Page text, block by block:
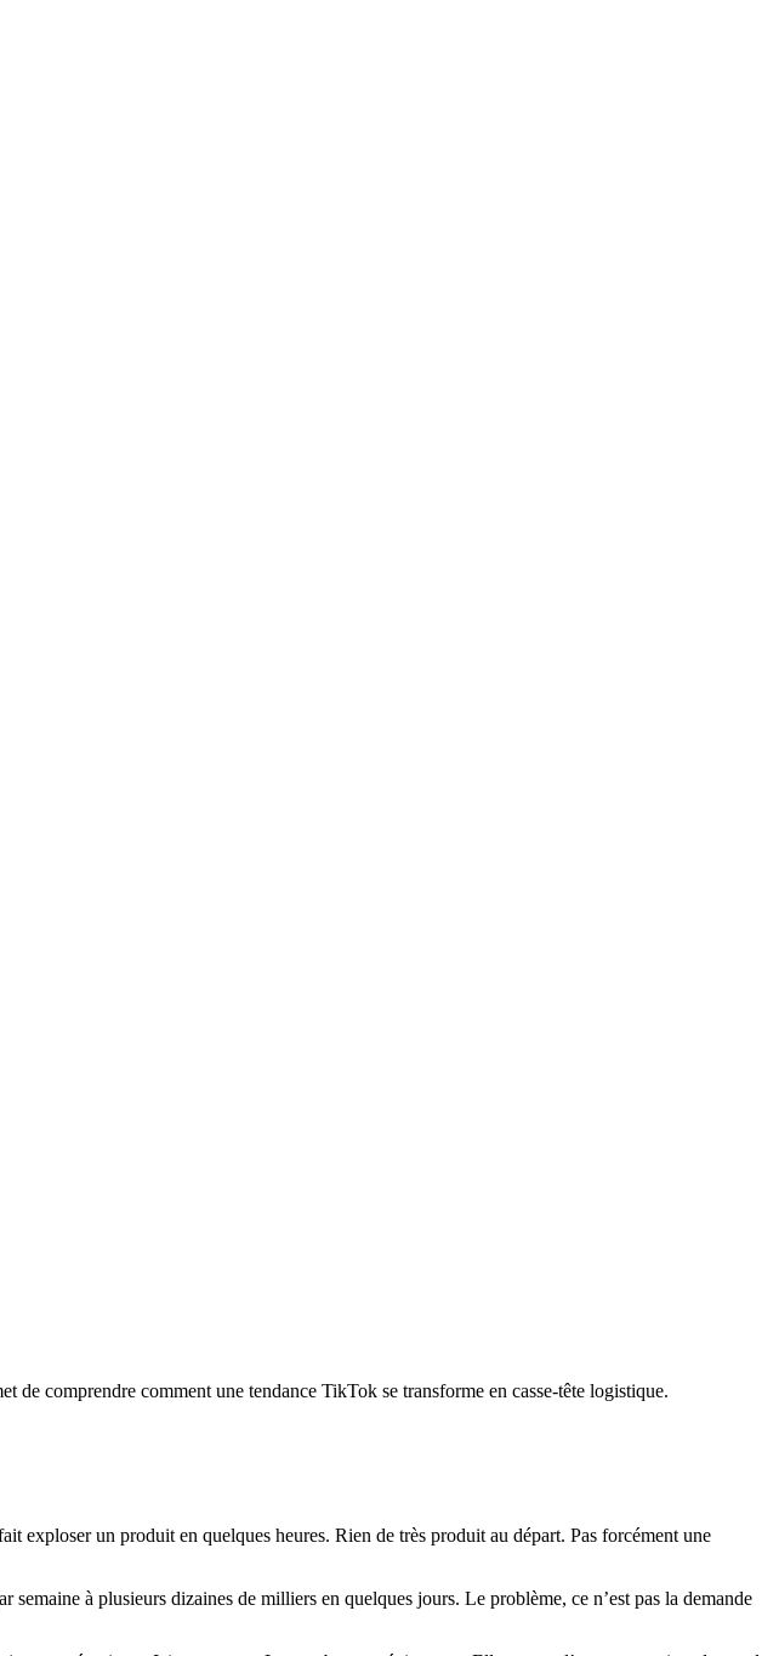
de comprendre comment une tendance TikTok se transforme en casse-tête logistique.
exploser un produit en quelques heures. Rien de très produit au départ. Pas forcément une
à plusieurs dizaines de milliers en quelques jours. Le problème, ce n’est pas la demande